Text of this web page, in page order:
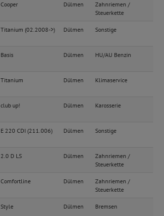
Cooper Dülmen
Zahnriemen /
Steuerkette
Titanium (02.2008->) Dülmen Sonstige
Basis Dülmen HU/AU Benzin
Titanium Dülmen Klimaservice
club up! Dülmen Karosserie
E 220 CDI (211.006) Dülmen Sonstige
2.0 D LS Dülmen
Zahnriemen /
Steuerkette
Comfortline Dülmen
Zahnriemen /
Steuerkette
Style Dülmen Bremsen